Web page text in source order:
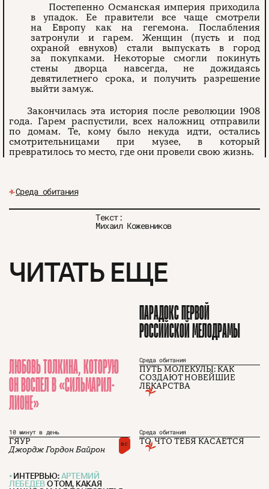
Среда обитания
Текст:
Михаил Кожевников
Постепенно Османская империя приходила
в упадок. Ее правители все чаще смотрели
на Европу как на гегемона. Послабления
затронули и гарем. Женщин (пусть и под
охраной евнухов) стали выпускать в город
за покупками. Некоторые смогли покинуть
стены дворца навсегда, не дожидаясь
девятилетнего срока, и получить разрешение
выйти замуж.
Закончилась эта история после революции 1908
года. Гарем распустили, всех наложниц отправили
по домам. Те, кому было некуда идти, остались
смотрительницами при музее, в который
превратилось то место, где они провели свою жизнь.
ЧИТАТЬ ЕЩЕ
ПАРАДОКС ПЕРВОЙ
РОССИЙСКОЙ МЕЛОДРАМЫ
ЛЮБОВЬ ТОЛКИНА, КОТОРУЮ
ОН ВОСПЕЛ В «СИЛЬМАРИЛ­
ЛИОНЕ»
Среда обитания
ПУТЬ МОЛЕКУЛЫ: КАК
СОЗДАЮТ НОВЕЙШИЕ
ЛЕКАРСТВА
10 минут в день
ГЯУР
Джордж Гордон Байрон
вс
Среда обитания
ТО, ЧТО ТЕБЯ КАСАЕТСЯ
ИНТЕРВЬЮ:АРТЕМИЙ
ЛЕБЕДЕВО ТОМ, КАКАЯ
Команда
Авторы
YouTube
Telegram